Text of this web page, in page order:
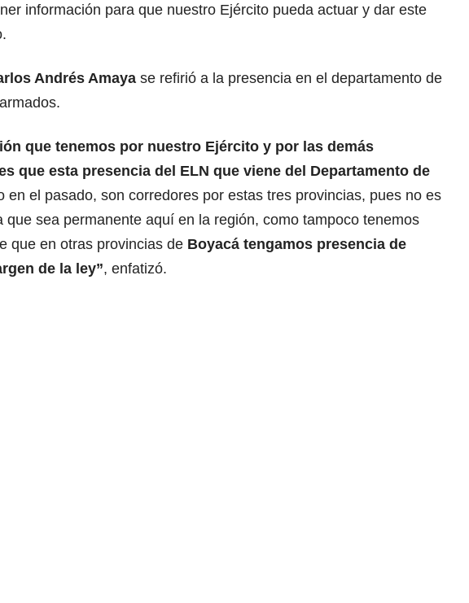
información para que nuestro Ejército pueda actuar y dar este
Andrés Amaya se refirió a la presencia en el departamento de
que tenemos por nuestro Ejército y por las demás
que esta presencia del ELN que viene del Departamento de
en el pasado, son corredores por estas tres provincias, pues no es
que sea permanente aquí en la región, como tampoco tenemos
que en otras provincias de Boyacá tengamos presencia de
de la ley”, enfatizó.